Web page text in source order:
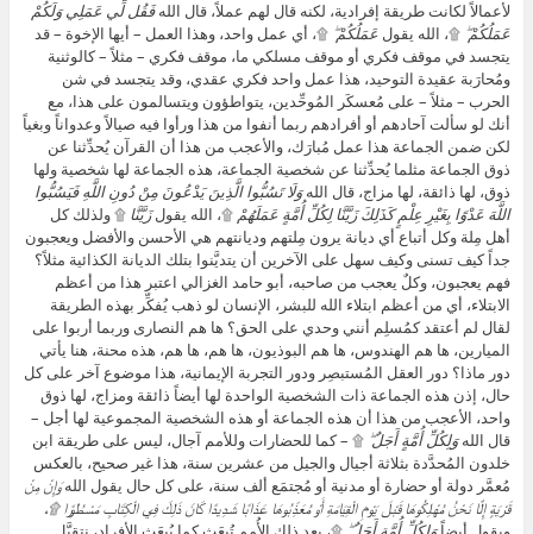
لأعمالاً لكانت طريقة إفرادية، لكنه قال لهم عملاً، قال اللهفَقُل لِّي عَمَلِي وَلَكُمْ
عَمَلُكُمْ ۖ ۩، الله يقول عَمَلُكُمْ ۖ ۩، أي عمل واحد، وهذا العمل – أيها الإخوة – قد
يتجسد في موقف فكري أو موقف مسلكي ما، موقف فكري – مثلاً – كالوثنية
ومُحارَبة عقيدة التوحيد، هذا عمل واحد فكري عقدي، وقد يتجسد في شن
الحرب – مثلاً – على مُعسكَر المُوحِّدين، يتواطؤون ويتسالمون على هذا، مع
أنك لو سألت آحادهم أو أفرادهم ربما أنفوا من هذا ورأوا فيه صيالاً وعدواناً وبغياً
لكن ضمن الجماعة هذا عمل مُبارَك، والأعجب من هذا أن القرآن يُحدِّثنا عن
ذوق الجماعة مثلما يُحدِّثنا عن شخصية الجماعة، هذه الجماعة لها شخصية ولها
ذوق، لها ذائقة، لها مزاج، قال اللهوَلَا تَسُبُّوا الَّذِينَ يَدْعُونَ مِنْ دُونِ اللَّهِ فَيَسُبُّوا
اللَّهَ عَدْوًا بِغَيْرِ عِلْمٍ كَذَلِكَ زَيَّنَّا لِكُلِّ أُمَّةٍ عَمَلَهُمْ ۩، الله يقولزَيَّنَّا ۩ ولذلك كل
أهل مِلة وكل أتباع أي ديانة يرون مِلتهم وديانتهم هي الأحسن والأفضل ويعجبون
جداً كيف تسنى وكيف سهل على الآخرين أن يتديَّنوا بتلك الديانة الكذائية مثلاً؟
فهم يعجبون، وكلٌ يعجب من صاحبه، أبو حامد الغزالي اعتبر هذا من أعظم
الابتلاء، أي من أعظم ابتلاء الله للبشر، الإنسان لو ذهب يُفكِّر بهذه الطريقة
لقال لم أعتقد كمُسلِم أنني وحدي على الحق؟ ها هم النصارى وربما أربوا على
الميارين، ها هم الهندوس، ها هم البوذيون، ها هم، ها هم، هذه محنة، هنا يأتي
دور ماذا؟ دور العقل المُستبصِر ودور التجربة الإيمانية، هذا موضوع آخر على كل
حال، إذن هذه الجماعة ذات الشخصية الواحدة لها أيضاً ذائقة ومزاج، لها ذوق
واحد، الأعجب من هذا أن هذه الجماعة أو هذه الشخصية المجموعية لها أجل –
قال اللهوَلِكُلِّ أُمَّةٍ أَجَلٌ ۖ ۩ – كما للحضارات وللأمم آجال، ليس على طريقة ابن
خلدون المُحدَّدة بثلاثة أجيال والجيل من عشرين سنة، هذا غير صحيح، بالعكس
مُعمَّر دولة أو حضارة أو مدنية أو مُجتمَع ألف سنة، على كل حال يقول اللهوَإِنْ مِنْ
قَرْيَةٍ إِلَّا نَحْنُ مُهْلِكُوهَا قَبْلَ يَوْمِ الْقِيَامَةِ أَوْ مُعَذِّبُوهَا عَذَابًا شَدِيدًا كَانَ ذَلِكَ فِي الْكِتَابِ مَسْطُورًا ۩،